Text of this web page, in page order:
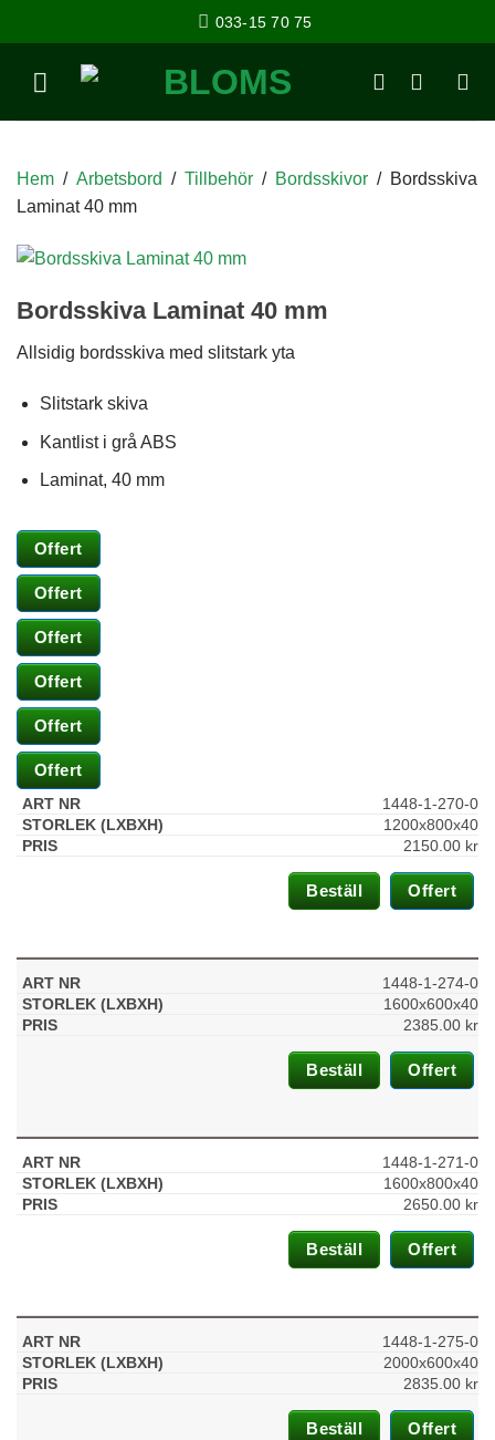
033-15 70 75
Hem / Arbetsbord / Tillbehör / Bordsskivor / Bordsskiva
Laminat 40 mm
Bordsskiva Laminat 40 mm
Allsidig bordsskiva med slitstark yta
Slitstark skiva
Kantlist i grå ABS
Laminat, 40 mm
Offert
Offert
Offert
Offert
Offert
Offert
1448-1-270-0
1200x800x40
2150.00 kr
Beställ Offert
1448-1-274-0
1600x600x40
2385.00 kr
Beställ Offert
1448-1-271-0
1600x800x40
2650.00 kr
Beställ Offert
1448-1-275-0
2000x600x40
2835.00 kr
Beställ Offert
Nödvändiga
Dessa kakor
går inte att
fungera.
Statistik
funktionalitet
och
uppbyggnad,
baserat på
hur
För att vår
hemsida ska
prestera så